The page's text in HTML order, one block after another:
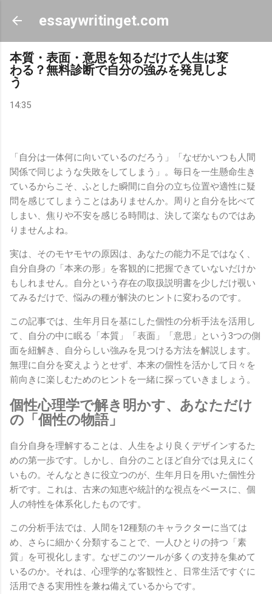
スキップしてメイン コンテンツに移動
essaywritinget.com
本質・表面・意思を知るだけで人生は変
わる？無料診断で自分の強みを発見しよ
う
14:35
「自分は一体何に向いているのだろう」「なぜかいつも人間
関係で同じような失敗をしてしまう」。毎日を一生懸命生き
ているからこそ、ふとした瞬間に自分の立ち位置や適性に疑
問を感じてしまうことはありませんか。周りと自分を比べて
しまい、焦りや不安を感じる時間は、決して楽なものではあ
りませんよね。
実は、そのモヤモヤの原因は、あなたの能力不足ではなく、
自分自身の「本来の形」を客観的に把握できていないだけか
もしれません。自分という存在の取扱説明書を少しだけ覗い
てみるだけで、悩みの種が解決のヒントに変わるのです。
この記事では、生年月日を基にした個性の分析手法を活用し
て、自分の中に眠る「本質」「表面」「意思」という3つの側
面を紐解き、自分らしい強みを見つける方法を解説します。
無理に自分を変えようとせず、本来の個性を活かして日々を
前向きに楽しむためのヒントを一緒に探っていきましょう。
個性心理学で解き明かす、あなただけ
の「個性の物語」
自分自身を理解することは、人生をより良くデザインするた
めの第一歩です。しかし、自分のことほど自分では見えにく
いもの。そんなときに役立つのが、生年月日を用いた個性分
析です。これは、古来の知恵や統計的な視点をベースに、個
人の特性を体系化したものです。
この分析手法では、人間を12種類のキャラクターに当ては
め、さらに細かく分類することで、一人ひとりの持つ「素
質」を可視化します。なぜこのツールが多くの支持を集めて
いるのか。それは、心理学的な客観性と、日常生活ですぐに
活用できる実用性を兼ね備えているからです。